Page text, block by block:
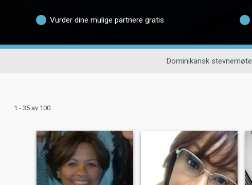
Vurder dine mulige partnere gratis
Dominikansk stevnemøte
1 - 35 av 100